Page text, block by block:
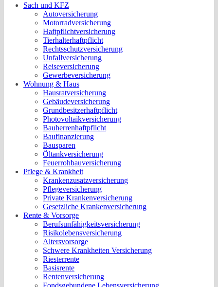
Sach und KFZ
Autoversicherung
Motorradversicherung
Haftpflichtversicherung
Tierhalterhaftpflicht
Rechtsschutzversicherung
Unfallversicherung
Reiseversicherung
Gewerbeversicherung
Wohnung & Haus
Hausratversicherung
Gebäudeversicherung
Grundbesitzerhaftpflicht
Photovoltaikversicherung
Bauherrenhaftpflicht
Baufinanzierung
Bausparen
Öltankversicherung
Feuerrohbauversicherung
Pflege & Krankheit
Krankenzusatzversicherung
Pflegeversicherung
Private Krankenversicherung
Gesetzliche Krankenversicherung
Rente & Vorsorge
Berufs­unfähigkeitsversicherung
Risikolebensversicherung
Altersvorsorge
Schwere Krankheiten Versicherung
Riesterrente
Basisrente
Rentenversicherung
Fondsgebundene Lebensversicherung